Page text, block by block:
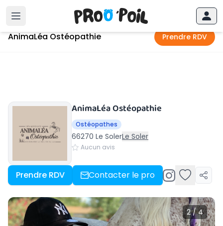
Accueil AnimaLéa Ostéopathie
AnimaLéa Ostéopathie Prendre RDV
AnimaLéa Ostéopathie
Ostéopathes
66270 Le SolerLe Soler
Aucun avis
Prendre RDV Contacter le pro
2 / 4